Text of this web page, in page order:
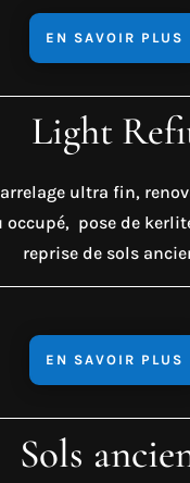
EN SAVOIR PLUS
Light
ultra fin,
occupé, pose de
reprise de sols
EN SAVOIR PLUS
Sols